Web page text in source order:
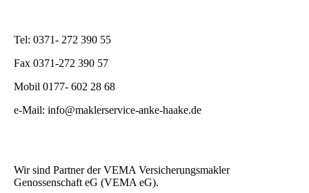
Tel: 0371- 272 390 55
Fax 0371-272 390 57
Mobil 0177- 602 28 68
e-Mail: info@maklerservice-anke-haake.de
Wir sind Partner der VEMA Versicherungsmakler
Genossenschaft eG (VEMA eG).